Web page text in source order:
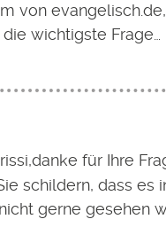
von
wichtigste Frage…
für Ihre
schildern, dass es
gerne gesehen